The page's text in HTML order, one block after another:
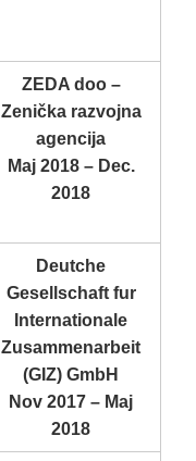
ZEDA doo –
Zenička razvojna
agencija
Maj 2018 – Dec.
2018
Deutche
Gesellschaft fur
Internationale
Zusammenarbeit
(GIZ) GmbH
Nov 2017 – Maj
2018